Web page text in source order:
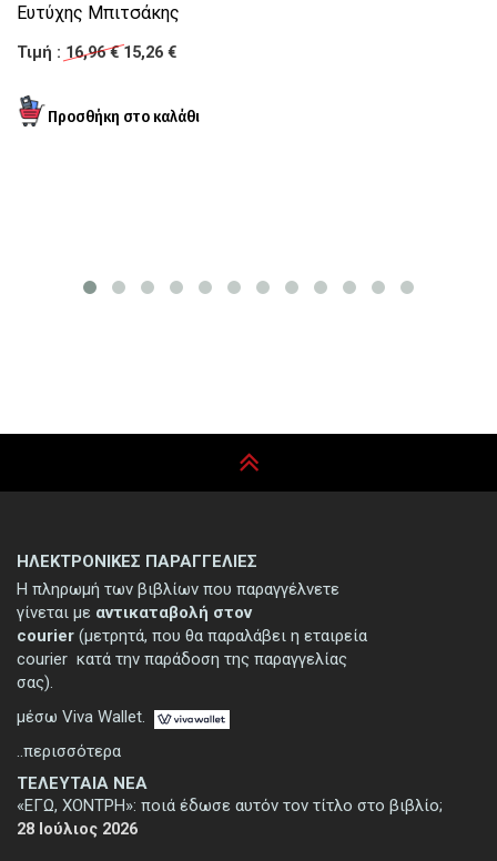
Ευτύχης Μπιτσάκης
Τιμή : 16,96 €15,26 €
ΤΕΛΕΥΤΑΙΑ ΝΕΑ
«ΕΓΩ, ΧΟΝΤΡΗ»: ποιά έδωσε αυτόν τον τίτλο στο βιβλίο;
28 Ιούλιος 2026
ΗΛΕΚΤΡΟΝΙΚΕΣ ΠΑΡΑΓΓΕΛΙΕΣ
Η πληρωμή των βιβλίων που παραγγέλνετε
γίνεται με αντικαταβολή στον
courier (μετρητά, που θα παραλάβει η εταιρεία
courier κατά την παράδοση της παραγγελίας
σας).
μέσω Viva Wallet.
..περισσότερα